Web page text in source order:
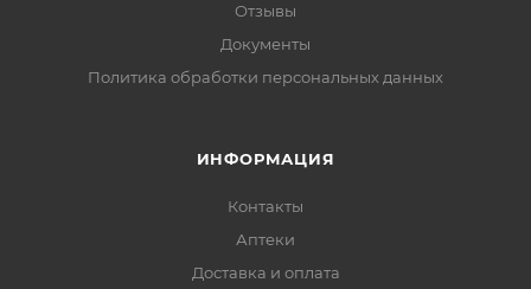
Отзывы
Документы
Политика обработки персональных данных
ИНФОРМАЦИЯ
Контакты
Аптеки
Доставка и оплата